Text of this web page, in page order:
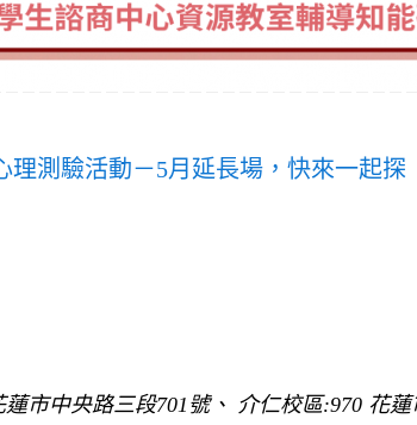
理測驗活動－5月延長場，快來一起探
蓮市中央路三段701號、 介仁校區:970 花